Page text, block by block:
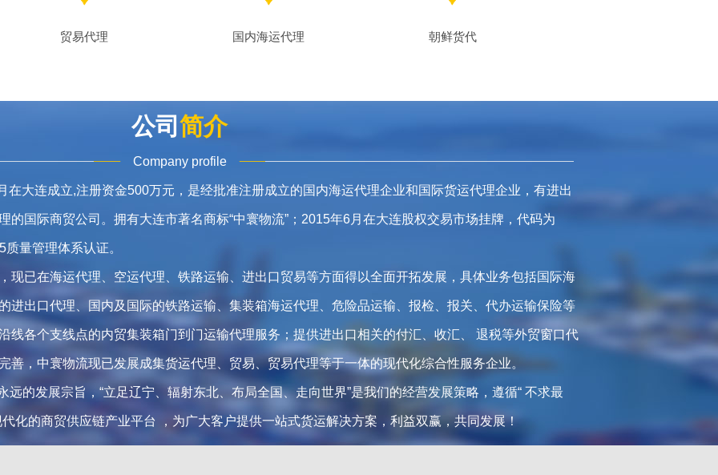
贸易代理 国内海运代理 朝鲜货代
公司 简介
Company profile
在大连成立,注册资金500万元，是经批准注册成立的国内海运代理企业和国际货运代理企业，有进出
的国际商贸公司。拥有大连市著名商标“中寰物流”；2015年6月在大连股权交易市场挂牌，代码为
量管理体系认证。
现已在海运代理、空运代理、铁路运输、进出口贸易等方面得以全面开拓发展，具体业务包括国际海
进出口代理、国内及国际的铁路运输、集装箱海运代理、危险品运输、报检、报关、代办运输保险等
线各个支线点的内贸集装箱门到门运输代理服务；提供进出口相关的付汇、收汇、 退税等外贸窗口代
善，中寰物流现已发展成集货运代理、贸易、贸易代理等于一体的现代化综合性服务企业。
远的发展宗旨，“立足辽宁、辐射东北、布局全国、走向世界”是我们的经营发展策略，遵循“ 不求最
化的商贸供应链产业平台 ，为广大客户提供一站式货运解决方案，利益双赢，共同发展！